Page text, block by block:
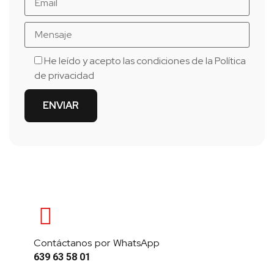
He leído y acepto las condiciones de laPolítica
de privacidad
Contáctanos por WhatsApp
639 63 58 01